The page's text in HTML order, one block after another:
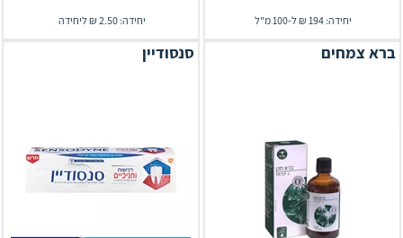
יחידה: 194 ₪ ל-100 מ"ל יחידה: 2.50 ₪ ליחידה
ברא צמחים סנסודיין